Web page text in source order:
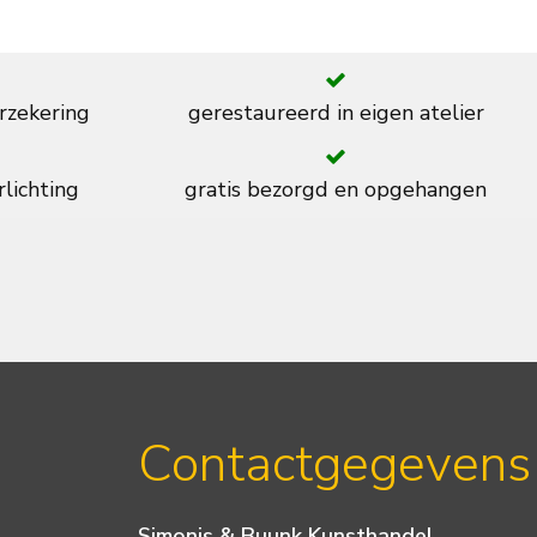
gerestaureerd in eigen atelier
gratis bezorgd en opgehangen
Contactgegevens